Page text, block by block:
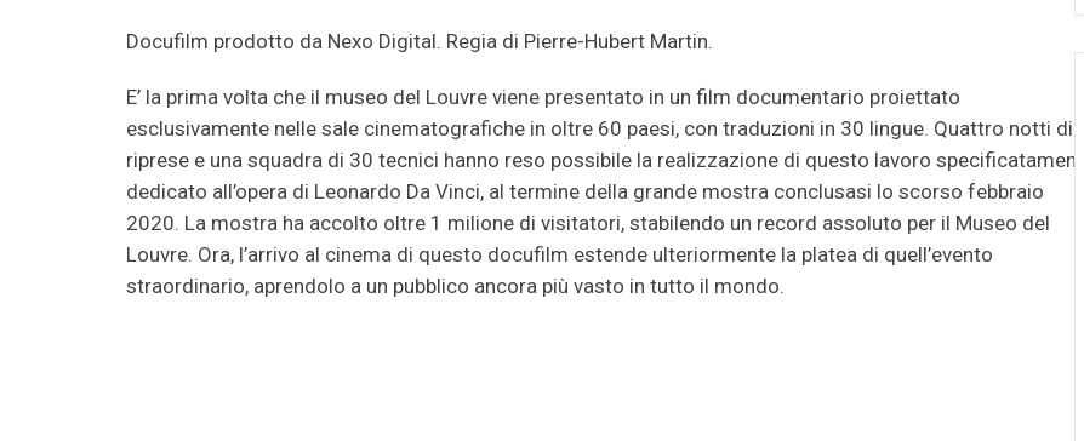
Docufilm prodotto da Nexo Digital. Regia di Pierre-Hubert Martin.
E’ la prima volta che il museo del Louvre viene presentato in un film documentario proiettato
esclusivamente nelle sale cinematografiche in oltre 60 paesi, con traduzioni in 30 lingue. Quattro notti di
riprese e una squadra di 30 tecnici hanno reso possibile la realizzazione di questo lavoro specificatamente
dedicato all’opera di Leonardo Da Vinci, al termine della grande mostra conclusasi lo scorso febbraio
2020. La mostra ha accolto oltre 1 milione di visitatori, stabilendo un record assoluto per il Museo del
Louvre. Ora, l’arrivo al cinema di questo docufilm estende ulteriormente la platea di quell’evento
straordinario, aprendolo a un pubblico ancora più vasto in tutto il mondo.